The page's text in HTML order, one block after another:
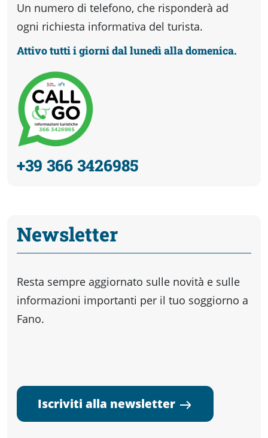
Un numero di telefono, che risponderà ad
ogni richiesta informativa del turista.
Attivo tutti i giorni dal lunedì alla domenica.
+39 366 3426985
Newsletter
Resta sempre aggiornato sulle novità e sulle
informazioni importanti per il tuo soggiorno a
Fano.
Iscriviti alla newsletter